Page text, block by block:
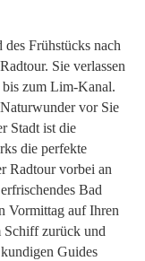
Frühstücks nach
Sie verlassen
bis zum Lim-Kanal.
vor Sie
Stadt ist die
die perfekte
Radtour vorbei an
Bad
Vormittag auf Ihren
Schiff zurück und
Guides